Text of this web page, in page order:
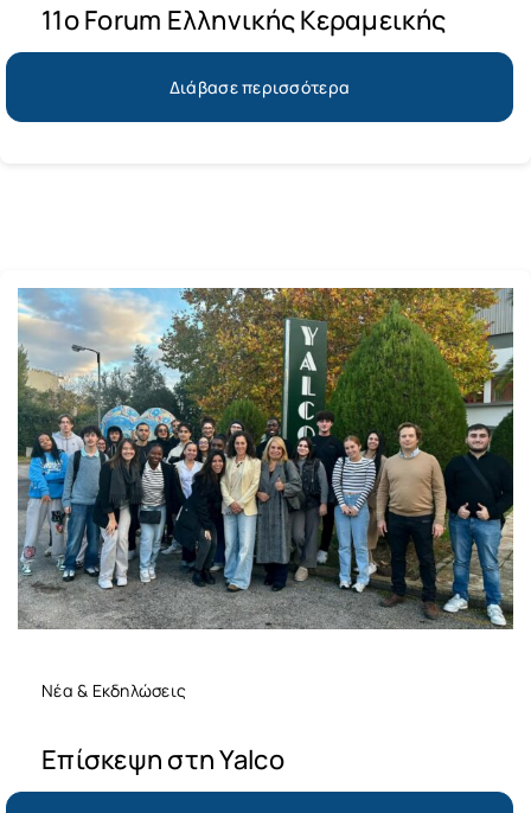
11ο Forum Ελληνικής Κεραμεικής
Διάβασε περισσότερα
Νέα & Εκδηλώσεις
Επίσκεψη στη Yalco